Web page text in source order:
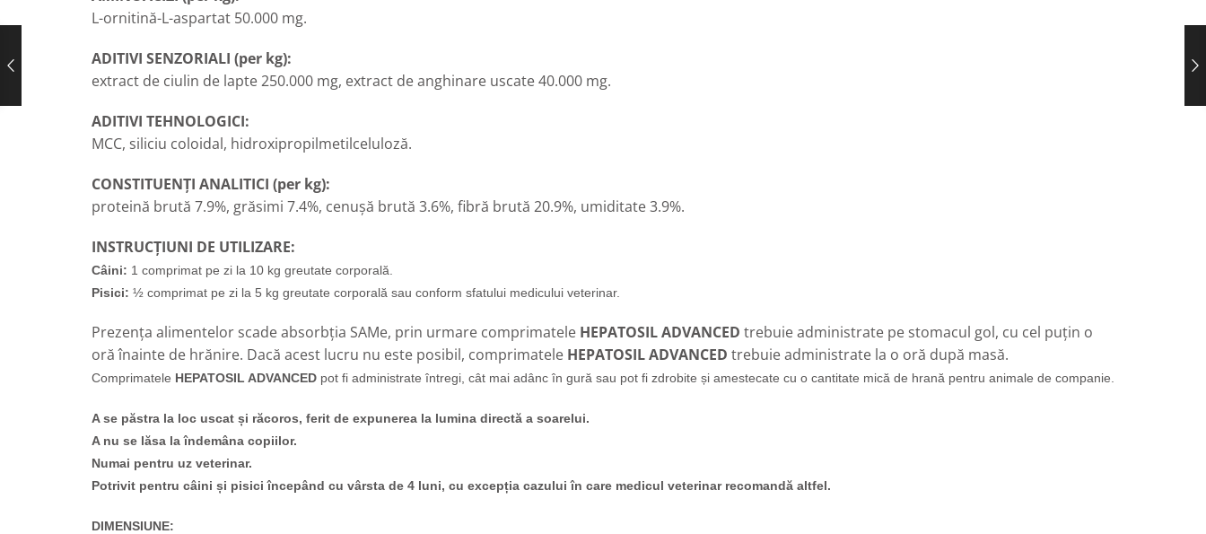
L-ornitină-L-aspartat 50.000 mg.
ADITIVI SENZORIALI (per kg):
extract de ciulin de lapte250.000 mg, extract de anghinare uscate40.000 mg.
ADITIVI TEHNOLOGICI:
MCC, siliciu coloidal, hidroxipropilmetilceluloză.
CONSTITUENȚI ANALITICI (per kg):
proteină brută 7.9%, grăsimi 7.4%, cenușă brută 3.6%, fibră brută 20.9%, umiditate 3.9%.
INSTRUCȚIUNI DE UTILIZARE:
Câini: 1 comprimat pe zi la 10 kg greutate corporală.
Pisici: ½ comprimat pe zi la 5 kg greutate corporală sau conform sfatului medicului veterinar.
Prezența alimentelor scade absorbția SAMe, prin urmare comprimatele HEPATOSIL ADVANCED trebuie administrate pe stomacul gol, cu cel puțin o
oră înainte de hrănire. Dacă acest lucru nu este posibil, comprimatele HEPATOSIL ADVANCED trebuie administrate la o oră după masă.
Comprimatele HEPATOSIL ADVANCED pot fi administrate întregi, cât mai adânc în gură sau pot fi zdrobite și amestecate cu o cantitate mică de hrană pentru animale de companie
A se păstra la loc uscat și răcoros, ferit de expunerea la lumina directă a soarelui.
A nu se lăsa la îndemâna copiilor.
Numai pentru uz veterinar.
Potrivit pentru câini și pisici începând cu vârsta de 4 luni, cu excepția cazului în care medicul veterinar recomandă altfel.
DIMENSIUNE: